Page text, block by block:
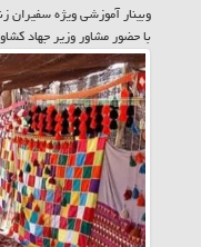
وبینار آموزشی ویژه سفیران
با حضور مشاور وزیر جهاد